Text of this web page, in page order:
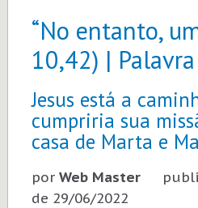
“No entanto,
10,42) |
Jesus está a
cumpriria sua
casa de Marta e
por Web Master
de 29/06/2022